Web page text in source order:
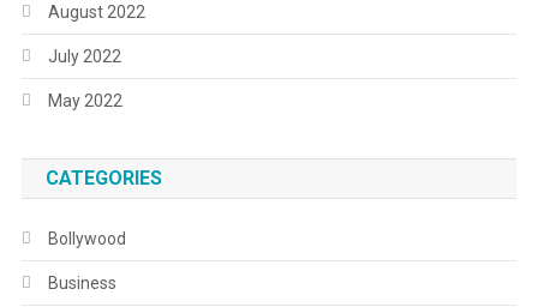
August 2022
July 2022
May 2022
CATEGORIES
Bollywood
Business